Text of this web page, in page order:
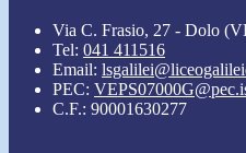
Via C. Frasio, 27 - Dolo
Tel: 041 411516
Email:
PEC:
C.F.: 90001630277